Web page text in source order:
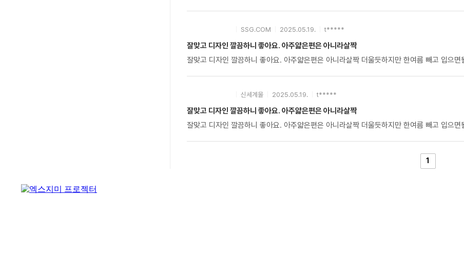
SSG.COM 2025.05.19. t*****
잘맞고 디자인 깔끔하니 좋아요. 아주얇은편은 아니라살짝
잘맞고 디자인 깔끔하니 좋아요. 아주얇은편은 아니라살짝 더울듯하지만 한여름 빼고 입으면
신세계몰 2025.05.19. t*****
잘맞고 디자인 깔끔하니 좋아요. 아주얇은편은 아니라살짝
잘맞고 디자인 깔끔하니 좋아요. 아주얇은편은 아니라살짝 더울듯하지만 한여름 빼고 입으면
1